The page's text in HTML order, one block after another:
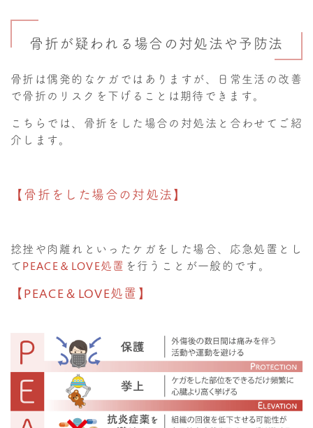
骨折が疑われる場合の対処法や予防法
骨折は偶発的なケガではありますが、日常生活の改善
で骨折のリスクを下げることは期待できます。
こちらでは、骨折をした場合の対処法と合わせてご紹
介します。
【骨折をした場合の対処法】
捻挫や肉離れといったケガをした場合、応急処置とし
てPEACE＆LOVE処置 を行うことが一般的です。
【PEACE＆LOVE処置】